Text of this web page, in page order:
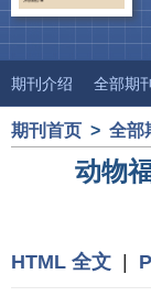
期刊介绍 全部期刊
期刊首页 > 全部
动物
HTML 全文